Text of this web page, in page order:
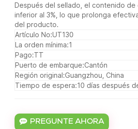
Después del sellado, el contenido de
inferior al 3%, lo que prolonga
del producto.
Artículo No:UT130
La orden mínima:1
Pago:TT
Puerto de embarque:Cantón
Región original:Guangzhou, China
Tiempo de espera:10 días después
PREGUNTE AHORA